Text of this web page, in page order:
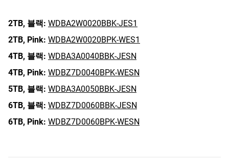
2TB, 블랙: WDBA2W0020BBK-JES1
2TB, Pink: WDBA2W0020BPK-WES1
4TB, 블랙: WDBA3A0040BBK-JESN
4TB, Pink: WDBZ7D0040BPK-WESN
5TB, 블랙: WDBA3A0050BBK-JESN
6TB, 블랙: WDBZ7D0060BBK-JESN
6TB, Pink: WDBZ7D0060BPK-WESN